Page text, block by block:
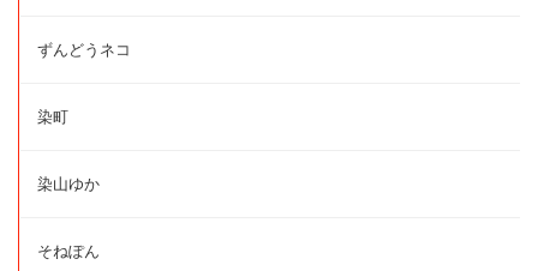
ずんどうネコ
染町
染山ゆか
そねぽん